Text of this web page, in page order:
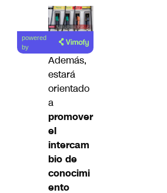
Lea el
artículo
powered
by
Además,
estará
orientado
a
promover
el
intercam
bio de
conocimi
ento